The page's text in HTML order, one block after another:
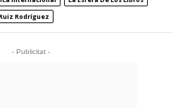
Rodríguez
- Publicitat -